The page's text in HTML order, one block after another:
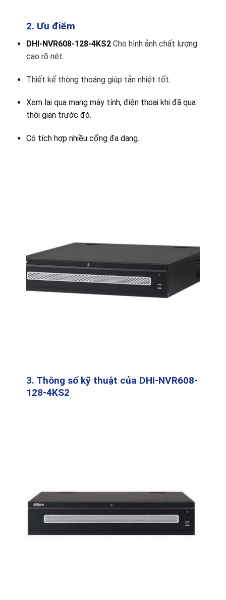
2. Ưu điểm
DHI-NVR608-128-4KS2 Cho hình ảnh chất lượng
cao rõ nét.
Thiết kế thông thoáng giúp tản nhiệt tốt.
Xem lại qua mạng máy tính, điện thoại khi đã qua
thời gian trước đó.
Có tích hợp nhiều cổng đa dạng.
3. Thông số kỹ thuật của DHI-NVR608-
128-4KS2